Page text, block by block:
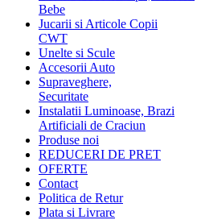
Bebe
Jucarii si Articole Copii
CWT
Unelte si Scule
Accesorii Auto
Supraveghere,
Securitate
Instalatii Luminoase, Brazi
Artificiali de Craciun
Produse noi
REDUCERI DE PRET
OFERTE
Contact
Politica de Retur
Plata si Livrare